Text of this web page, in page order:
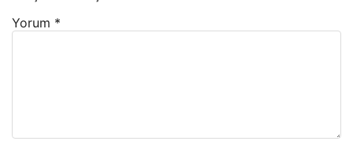
Yorum *